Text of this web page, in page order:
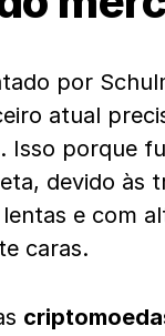
por
atual
Isso porque
devido às
e com
caras.